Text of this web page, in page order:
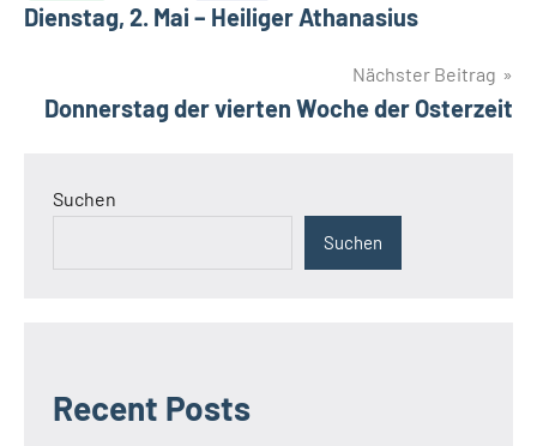
Dienstag, 2. Mai – Heiliger Athanasius
Nächster Beitrag
Donnerstag der vierten Woche der Osterzeit
Suchen
Suchen
Recent Posts